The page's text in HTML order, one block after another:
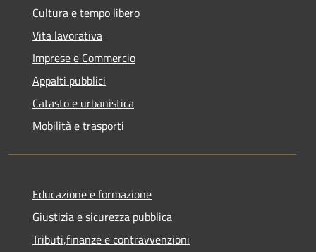
Cultura e tempo libero
Vita lavorativa
Imprese e Commercio
Appalti pubblici
Catasto e urbanistica
Mobilità e trasporti
Educazione e formazione
Giustizia e sicurezza pubblica
Tributi,finanze e contravvenzioni